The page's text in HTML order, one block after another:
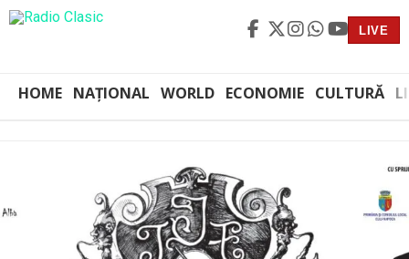
LIVE
HOME NAȚIONAL WORLD ECONOMIE CULTURĂ